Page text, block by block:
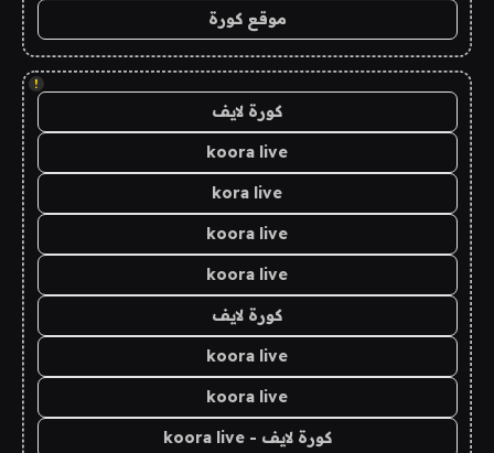
موقع كورة
!
كورة لايف
koora live
kora live
koora live
koora live
كورة لايف
koora live
koora live
كورة لايف - koora live